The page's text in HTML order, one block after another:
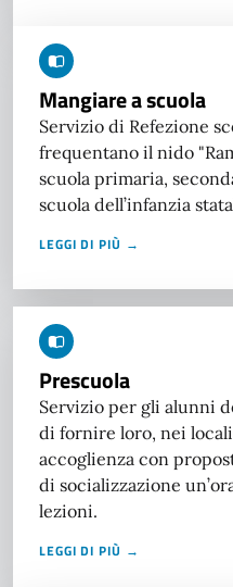
Mangiare a scuola
Servizio di Refezione
frequentano il nido
scuola primaria,
scuola dell’infanzia
LEGGI DI PIÙ →
Prescuola
Servizio per gli alunni
di fornire loro, nei locali
accoglienza con
di socializzazione
lezioni.
LEGGI DI PIÙ →